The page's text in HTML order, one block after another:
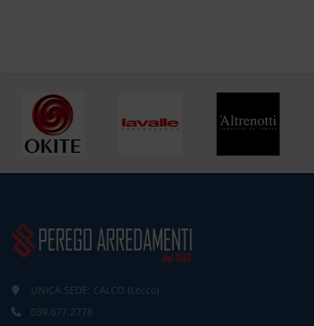
UNICA SEDE: CALCO (Lecco)
039.677.2778